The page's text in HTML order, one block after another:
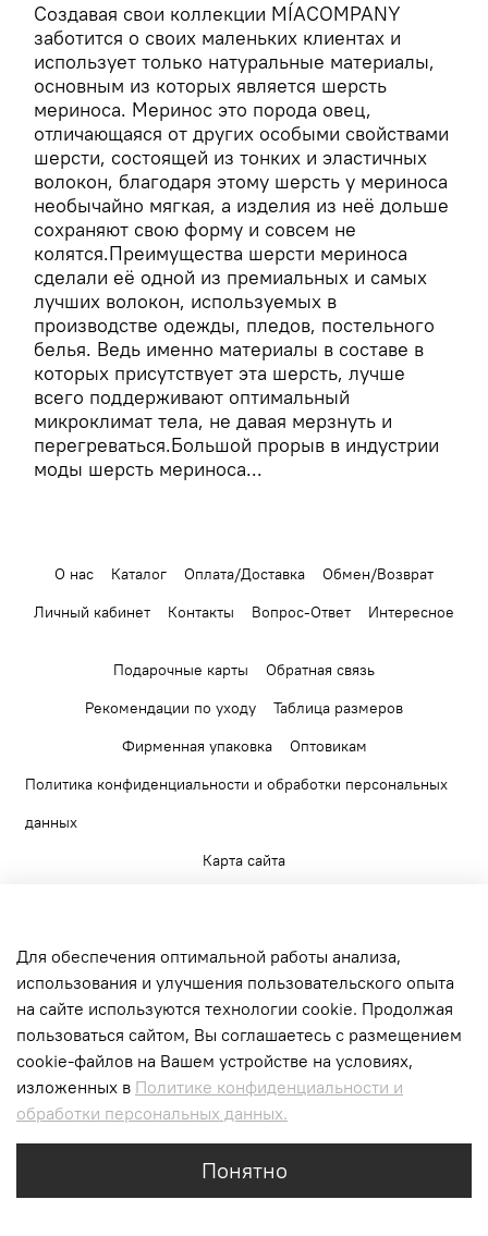
Создавая свои коллекции MÍACOMPANY
заботится о своих маленьких клиентах и
использует только натуральные материалы,
основным из которых является шерсть
мериноса. Меринос это порода овец,
отличающаяся от других особыми свойствами
шерсти, состоящей из тонких и эластичных
волокон, благодаря этому шерсть у мериноса
необычайно мягкая, а изделия из неё дольше
сохраняют свою форму и совсем не
колятся.Преимущества шерсти мериноса
сделали её одной из премиальных и самых
лучших волокон, используемых в
производстве одежды, пледов, постельного
белья. Ведь именно материалы в составе в
которых присутствует эта шерсть, лучше
всего поддерживают оптимальный
микроклимат тела, не давая мерзнуть и
перегреваться.Большой прорыв в индустрии
моды шерсть мериноса...
О нас Каталог Оплата/Доставка
Обмен/Возврат
Личный кабинет
Контакты Вопрос-Ответ Интересное
Подарочные карты
Обратная связь
Рекомендации по уходу
Таблица размеров
Фирменная упаковка
Оптовикам
Политика конфиденциальности и обработки персональных
данных
Карта сайта
+7 903 520 56 65
г. Москва, Верейская ул., д.17. БЦ Верейская
Плаза II
Для обеспечения оптимальной работы анализа,
использования и улучшения пользовательского опыта
на сайте используются технологии cookie. Продолжая
пользоваться сайтом, Вы соглашаетесь с размещением
cookie-файлов на Вашем устройстве на условиях,
изложенных в Политике конфиденциальности и
обработки персональных данных.
Понятно